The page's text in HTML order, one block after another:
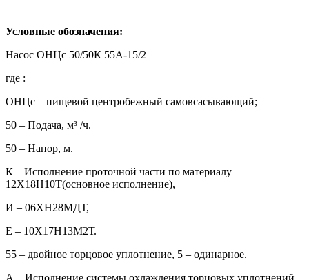
Условные обозначения:
Насос ОНЦс 50/50К 55А-15/2
где :
ОНЦс – пищевой центробежный самовсасывающий;
50 – Подача, м³ /ч.
50 – Напор, м.
К – Исполнение проточной части по материалу
12Х18Н10Т(основное исполнение),
И – 06ХН28МДТ,
Е – 10Х17Н13М2Т.
55 – двойное торцовое уплотнение, 5 – одинарное.
А – Исполнение системы охлаждения торцовых уплотнений